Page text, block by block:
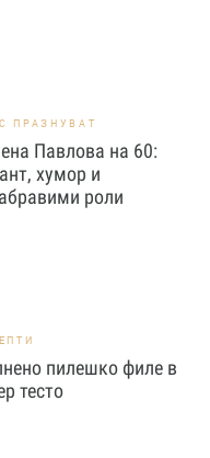
ПРАЗНУВАТ
Павлова на 60:
хумор и
роли
пилешко филе в
тесто